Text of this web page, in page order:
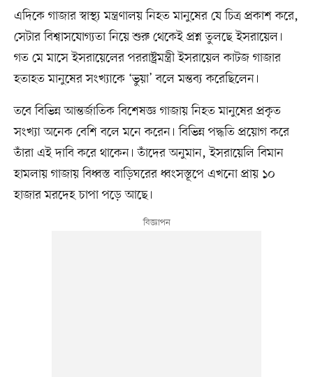
এদিকে গাজার স্বাস্থ্য মন্ত্রণালয় নিহত মানুষের যে চিত্র প্রকাশ করে,
সেটার বিশ্বাসযোগ্যতা নিয়ে শুরু থেকেই প্রশ্ন তুলছে ইসরায়েল।
গত মে মাসে ইসরায়েলের পররাষ্ট্রমন্ত্রী ইসরায়েল কাটজ গাজার
হতাহত মানুষের সংখ্যাকে ‘ভুয়া’ বলে মন্তব্য করেছিলেন।
তবে বিভিন্ন আন্তর্জাতিক বিশেষজ্ঞ গাজায় নিহত মানুষের প্রকৃত
সংখ্যা অনেক বেশি বলে মনে করেন। বিভিন্ন পদ্ধতি প্রয়োগ করে
তাঁরা এই দাবি করে থাকেন। তাঁদের অনুমান, ইসরায়েলি বিমান
হামলায় গাজায় বিধ্বস্ত বাড়িঘরের ধ্বংসস্তূপে এখনো প্রায় ১০
হাজার মরদেহ চাপা পড়ে আছে।